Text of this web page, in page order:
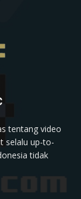
tentang video
selalu up-to-
tidak